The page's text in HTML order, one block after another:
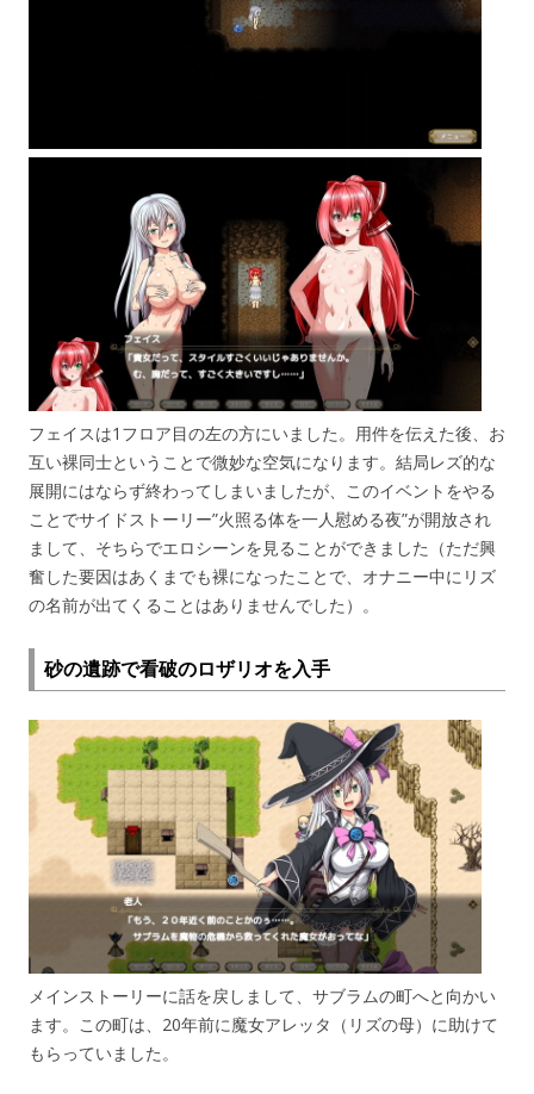
フェイスは1フロア目の左の方にいました。用件を伝えた後、お
互い裸同士ということで微妙な空気になります。結局レズ的な
展開にはならず終わってしまいましたが、このイベントをやる
ことでサイドストーリー”火照る体を一人慰める夜”が開放され
まして、そちらでエロシーンを見ることができました（ただ興
奮した要因はあくまでも裸になったことで、オナニー中にリズ
の名前が出てくることはありませんでした）。
砂の遺跡で看破のロザリオを入手
メインストーリーに話を戻しまして、サブラムの町へと向かい
ます。この町は、20年前に魔女アレッタ（リズの母）に助けて
もらっていました。